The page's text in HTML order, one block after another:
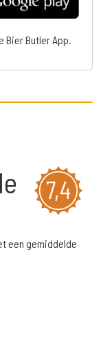
Bier Butler App.
7,4
een gemiddelde